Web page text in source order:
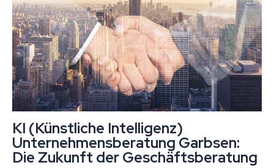
KI (Künstliche Intelligenz)
Unternehmensberatung Garbsen:
Die Zukunft der Geschäftsberatung